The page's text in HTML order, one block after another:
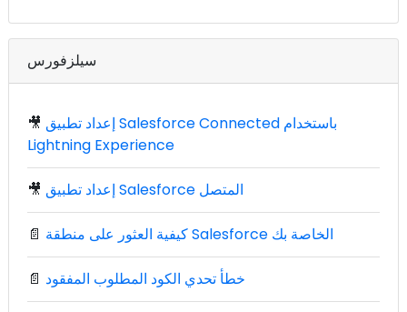
سيلزفورس
🎥 إعداد تطبيق Salesforce Connected باستخدام
Lightning Experience
🎥 إعداد تطبيق Salesforce المتصل
📄 كيفية العثور على منطقة Salesforce الخاصة بك
📄 خطأ تحدي الكود المطلوب المفقود